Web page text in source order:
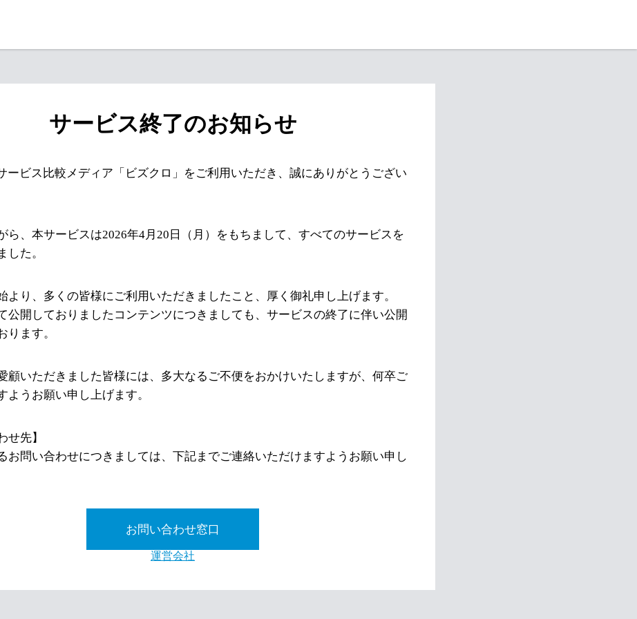
サービス終了のお知らせ
ービス比較メディア「ビズクロ」をご利用いただき、誠にありがとうござい
ら、本サービスは2026年4月20日（月）をもちまして、すべてのサービスを
した。
より、多くの皆様にご利用いただきましたこと、厚く御礼申し上げます。
公開しておりましたコンテンツにつきましても、サービスの終了に伴い公開
ります。
顧いただきました皆様には、多大なるご不便をおかけいたしますが、何卒ご
ようお願い申し上げます。
せ先】
お問い合わせにつきましては、下記までご連絡いただけますようお願い申し
お問い合わせ窓口
運営会社